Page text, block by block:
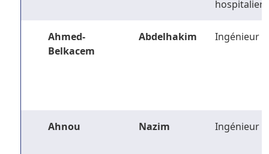
hospitalier
Ahmed-
Belkacem
Abdelhakim Ingénieur
Ahnou Nazim Ingénieur